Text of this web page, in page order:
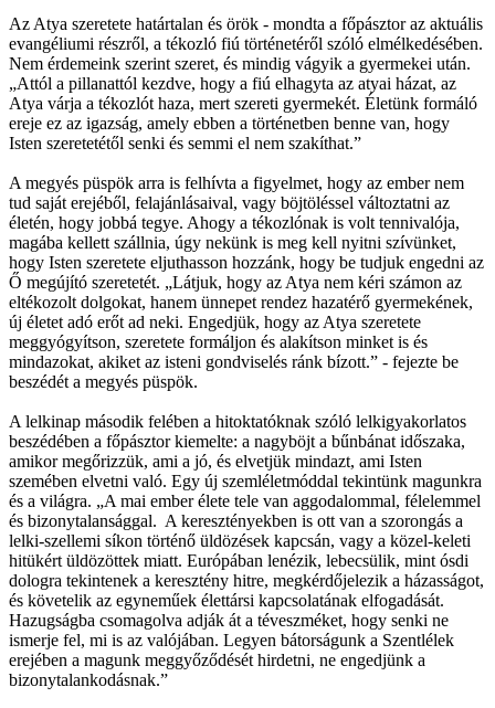
Az Atya szeretete határtalan és örök - mondta a főpásztor az aktuális
evangéliumi részről, a tékozló fiú történetéről szóló elmélkedésében.
Nem érdemeink szerint szeret, és mindig vágyik a gyermekei után.
„Attól a pillanattól kezdve, hogy a fiú elhagyta az atyai házat, az
Atya várja a tékozlót haza, mert szereti gyermekét. Életünk formáló
ereje ez az igazság, amely ebben a történetben benne van, hogy
Isten szeretetétől senki és semmi el nem szakíthat.”
A megyés püspök arra is felhívta a figyelmet, hogy az ember nem
tud saját erejéből, felajánlásaival, vagy böjtöléssel változtatni az
életén, hogy jobbá tegye. Ahogy a tékozlónak is volt tennivalója,
magába kellett szállnia, úgy nekünk is meg kell nyitni szívünket,
hogy Isten szeretete eljuthasson hozzánk, hogy be tudjuk engedni az
Ő megújító szeretetét. „Látjuk, hogy az Atya nem kéri számon az
eltékozolt dolgokat, hanem ünnepet rendez hazatérő gyermekének,
új életet adó erőt ad neki. Engedjük, hogy az Atya szeretete
meggyógyítson, szeretete formáljon és alakítson minket is és
mindazokat, akiket az isteni gondviselés ránk bízott.” - fejezte be
beszédét a megyés püspök.
A lelkinap második felében a hitoktatóknak szóló lelkigyakorlatos
beszédében a főpásztor kiemelte: a nagyböjt a bűnbánat időszaka,
amikor megőrizzük, ami a jó, és elvetjük mindazt, ami Isten
szemében elvetni való. Egy új szemléletmóddal tekintünk magunkra
és a világra. „A mai ember élete tele van aggodalommal, félelemmel
és bizonytalansággal. A keresztényekben is ott van a szorongás a
lelki-szellemi síkon történő üldözések kapcsán, vagy a közel-keleti
hitükért üldözöttek miatt. Európában lenézik, lebecsülik, mint ósdi
dologra tekintenek a keresztény hitre, megkérdőjelezik a házasságot,
és követelik az egyneműek élettársi kapcsolatának elfogadását.
Hazugságba csomagolva adják át a téveszméket, hogy senki ne
ismerje fel, mi is az valójában. Legyen bátorságunk a Szentlélek
erejében a magunk meggyőződését hirdetni, ne engedjünk a
bizonytalankodásnak.”